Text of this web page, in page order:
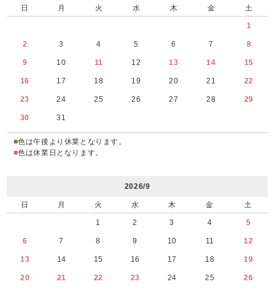
日 月 火 水 木 金 土
1
2 3 4 5 6 7 8
9 10 11 12 13 14 15
16 17 18 19 20 21 22
23 24 25 26 27 28 29
30 31
■色は午後より休業となります。
■色は休業日となります。
2026/9
日 月 火 水 木 金 土
1 2 3 4 5
6 7 8 9 10 11 12
13 14 15 16 17 18 19
20 21 22 23 24 25 26